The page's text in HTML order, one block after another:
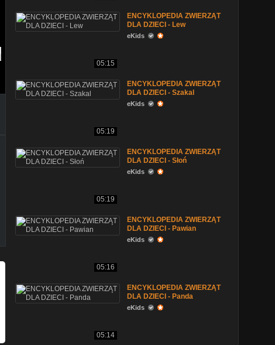
05:15
ENCYKLOPEDIA ZWIERZĄT
DLA DZIECI - Lew
eKids
05:19
ENCYKLOPEDIA ZWIERZĄT
DLA DZIECI - Szakal
eKids
05:19
ENCYKLOPEDIA ZWIERZĄT
DLA DZIECI - Słoń
eKids
05:16
ENCYKLOPEDIA ZWIERZĄT
DLA DZIECI - Pawian
eKids
05:14
ENCYKLOPEDIA ZWIERZĄT
DLA DZIECI - Panda
eKids